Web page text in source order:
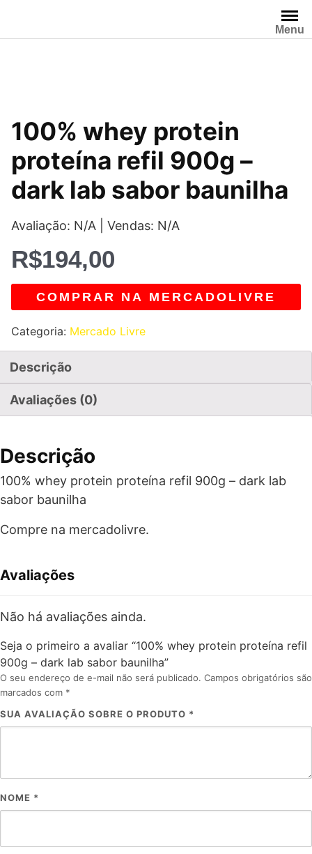
o
Menu
100% whey protein
proteína refil 900g –
dark lab sabor baunilha
Avaliação: N/A | Vendas: N/A
R$194,00
COMPRAR NA MERCADOLIVRE
Categoria: Mercado Livre
Descrição
Avaliações (0)
Descrição
100% whey protein proteína refil 900g – dark lab
sabor baunilha
Compre na mercadolivre.
Avaliações
Não há avaliações ainda.
Seja o primeiro a avaliar “100% whey protein proteína refil
900g – dark lab sabor baunilha”
O seu endereço de e-mail não será publicado. Campos obrigatórios são
marcados com *
SUA AVALIAÇÃO SOBRE O PRODUTO *
NOME *